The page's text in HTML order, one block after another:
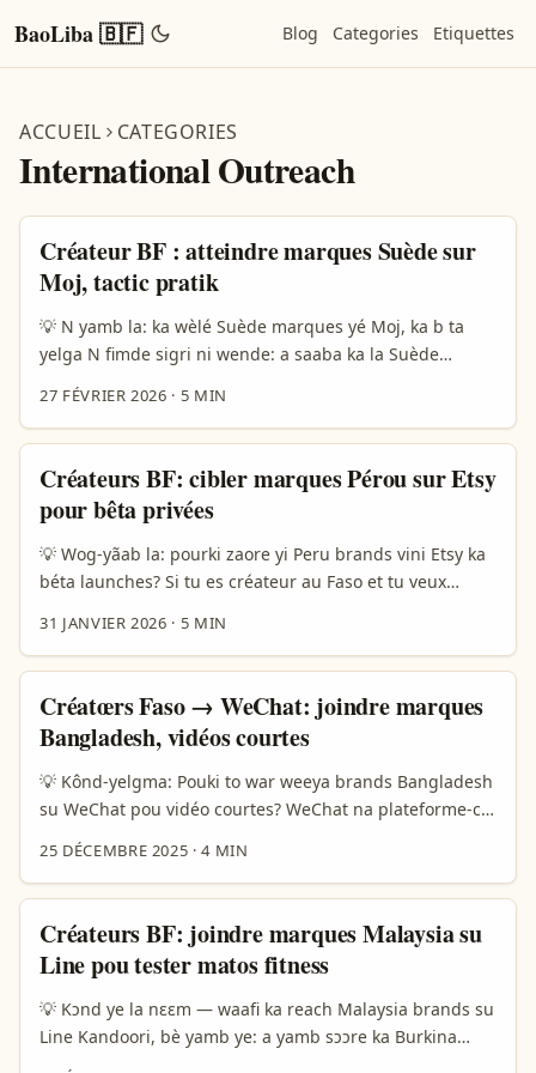
BaoLiba 🇧🇫 Blog Categories Etiquettes
ACCUEIL CATEGORIES
International Outreach
Créateur BF : atteindre marques Suède sur
Moj, tactic pratik
💡 N yamb la: ka wèlé Suède marques yé Moj, ka b ta
yelga N fimde sigri ni wende: a saaba ka la Suède
brands (ka Rickard Lyko béla n kôma) ka fô tuuni foreign
marche-la, ka yé long-terme leader. N la ka ta yamb:
suudu Suède brands bi fô autenticité, clean ingredients,
heritage (Sukarco fo ka). Moj be TikTok-similar platform;
na saaba ka wend ka localization yamb soore la, ni na
yaa market n bi ka won. ...
27 FÉVRIER 2026 · 5 MIN
Créateurs BF: cibler marques Pérou sur Etsy
pour bêta privées
💡 Wog-yãab la: pourki zaore yi Peru brands vini Etsy ka
béta launches? Si tu es créateur au Faso et tu veux
sur Etsy, y a deux vraies raisons : 1) les marques petites
testent produits en dehors des gros marchés pour
feedback réel, 2) entrer tôt = visibilité + deals exclusifs.
Mais atteindre une marque à Lima depuis
Ouagadougou demande stratégie — pas spam. ...
31 JANVIER 2026 · 5 MIN
Créatœrs Faso → WeChat: joindre marques
Bangladesh, vidéos courtes
💡 Kônd-yelgma: Pouki to war weeya brands Bangladesh
su WeChat pou vidéo courtes? WeChat na plateforme-clé
pou commerciâl en Asia — marques Bangladesh y
dwinde kontè yo, distribué minis contenus et brand
videos. Si to bé créatœr en Burkina, to kapré nal gombo:
koi faire pou joindre brands Bangladesh su WeChat,
négocier vidéo courtes, et livrer contenu ki marche pou
audience BD? ...
25 DÉCEMBRE 2025 ·4 MIN
Créateurs BF: joindre marques Malaysia su
Line pou tester matos fitness
💡 Kɔnd ye la nɛɛm — waafi ka reach Malaysia brands su
Line Kandoori, bè yamb ye: a yamb sɔɔre ka Burkina
Faso créateur nɛ zanga ka test matos fitness, Malaysia di